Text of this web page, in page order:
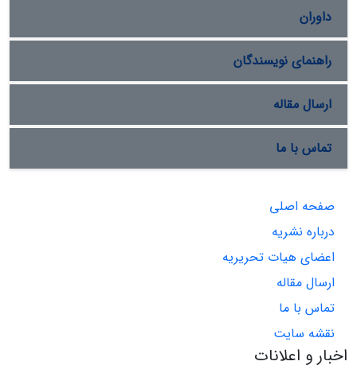
داوران
راهنمای نویسندگان
ارسال مقاله
تماس با ما
صفحه اصلی
درباره نشریه
اعضای هیات تحریریه
ارسال مقاله
تماس با ما
نقشه سایت
اخبار و اعلانات